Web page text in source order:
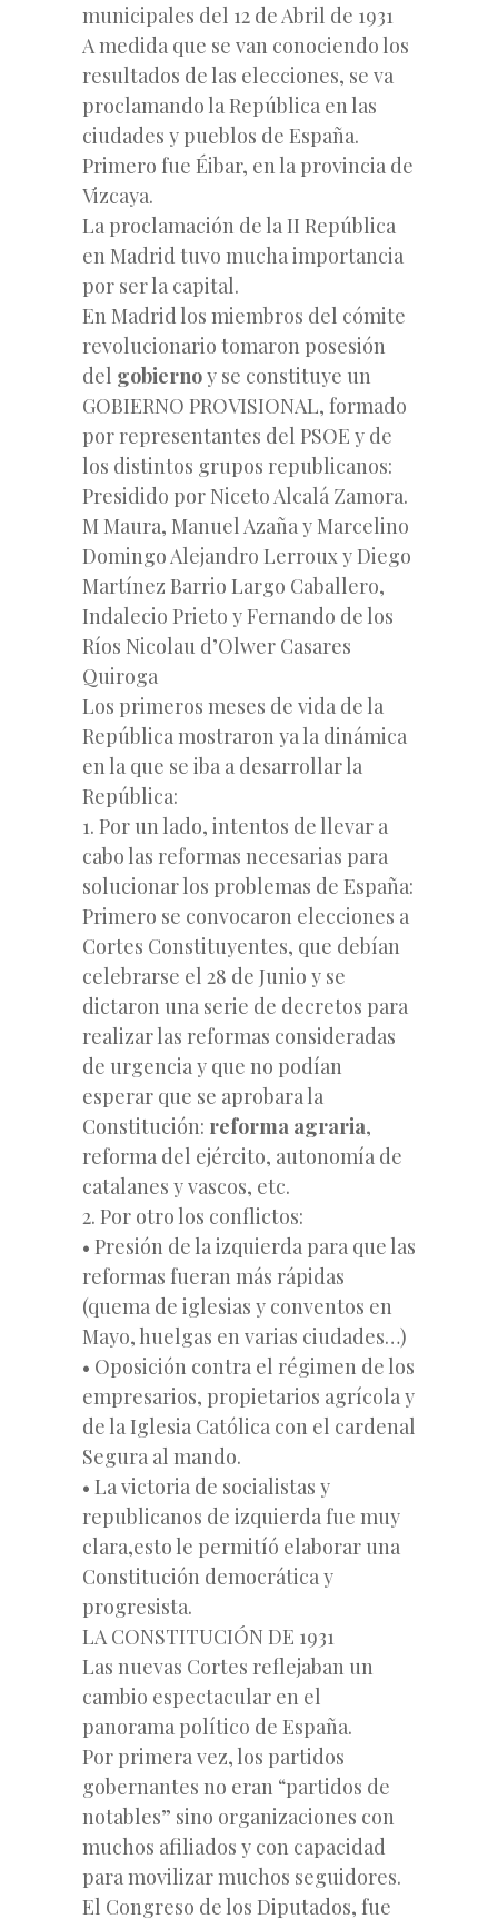
municipales del 12 de Abril de 1931
A medida que se van conociendo los
resultados de las elecciones, se va
proclamando la República en las
ciudades y pueblos de España.
Primero fue Éibar, en la provincia de
Vizcaya.
La proclamación de la II República
en Madrid tuvo mucha importancia
por ser la capital.
En Madrid los miembros del cómite
revolucionario tomaron posesión
del gobiernoy se constituye un
GOBIERNO PROVISIONAL, formado
por representantes del PSOE y de
los distintos grupos republicanos:
Presidido por Niceto Alcalá Zamora.
M Maura, Manuel Azaña y Marcelino
Domingo Alejandro Lerroux y Diego
Martínez Barrio Largo Caballero,
Indalecio Prieto y Fernando de los
Ríos Nicolau d’Olwer Casares
Quiroga
Los primeros meses de vida de la
República mostraron ya la dinámica
en la que se iba a desarrollar la
República:
1. Por un lado, intentos de llevar a
cabo las reformas necesarias para
solucionar los problemas de España:
Primero se convocaron elecciones a
Cortes Constituyentes, que debían
celebrarse el 28 de Junio y se
dictaron una serie de decretos para
realizar las reformas consideradas
de urgencia y que no podían
esperar que se aprobara la
Constitución: reforma agraria,
reforma del ejército, autonomía de
catalanes y vascos, etc.
2. Por otro los conflictos:
• Presión de la izquierda para que las
reformas fueran más rápidas
(quema de iglesias y conventos en
Mayo, huelgas en varias ciudades…)
• Oposición contra el régimen de los
empresarios, propietarios agrícola y
de la Iglesia Católica con el cardenal
Segura al mando.
• La victoria de socialistas y
republicanos de izquierda fue muy
clara,esto le permitíó elaborar una
Constitución democrática y
progresista.
LA CONSTITUCIÓN DE 1931
Las nuevas Cortes reflejaban un
cambio espectacular en el
panorama político de España.
Por primera vez, los partidos
gobernantes no eran “partidos de
notables” sino organizaciones con
muchos afiliados y con capacidad
para movilizar muchos seguidores.
El Congreso de los Diputados, fue